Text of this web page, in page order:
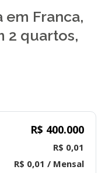
Franca,
2 quartos,
R$ 400.000
R$ 0,01
R$ 0,01 / Mensal